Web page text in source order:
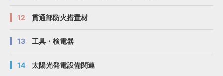
12 貫通部防火措置材
13 工具・検電器
14 太陽光発電設備関連